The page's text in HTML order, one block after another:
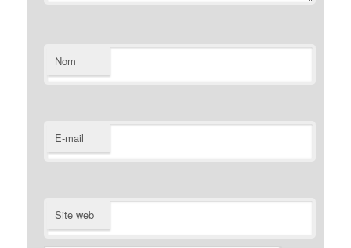
Nom
E-mail
Site web